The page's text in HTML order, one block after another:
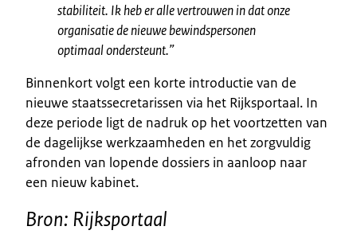
stabiliteit. Ik heb er alle vertrouwen in dat onze
organisatie de nieuwe bewindspersonen
optimaal ondersteunt.”
Binnenkort volgt een korte introductie van de
nieuwe staatssecretarissen via het Rijksportaal. In
deze periode ligt de nadruk op het voortzetten van
de dagelijkse werkzaamheden en het zorgvuldig
afronden van lopende dossiers in aanloop naar
een nieuw kabinet.
Bron: Rijksportaal